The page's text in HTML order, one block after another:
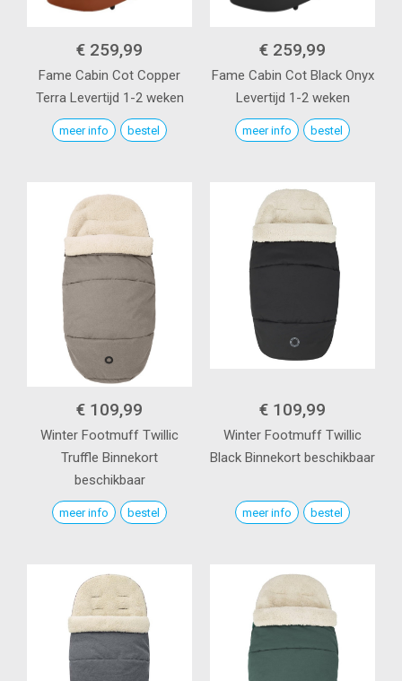
€ 259,99
Fame Cabin Cot Copper
Terra Levertijd 1-2 weken
meer info bestel
€ 259,99
Fame Cabin Cot Black Onyx
Levertijd 1-2 weken
meer info bestel
€ 109,99
Winter Footmuff Twillic
Truffle Binnekort
beschikbaar
meer info bestel
€ 109,99
Winter Footmuff Twillic
Black Binnekort beschikbaar
meer info bestel